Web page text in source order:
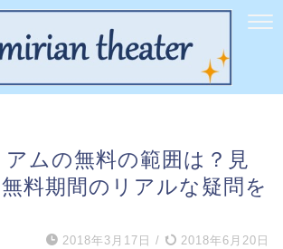
ムの無料の範囲は？見
料期間のリアルな疑問を
2018年3月17日 / 2018年6月20日